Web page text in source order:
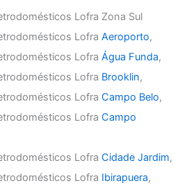
Lofra Zona Sul
LofraAeroporto,
LofraÁgua Funda,
Lofra Brooklin,
LofraCampo Belo,
LofraCampo
LofraCidade Jardim,
Lofra Ibirapuera,